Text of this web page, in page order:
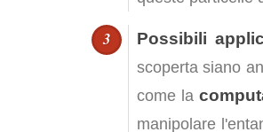
Possibili
scoperta siano
come la
manipolare